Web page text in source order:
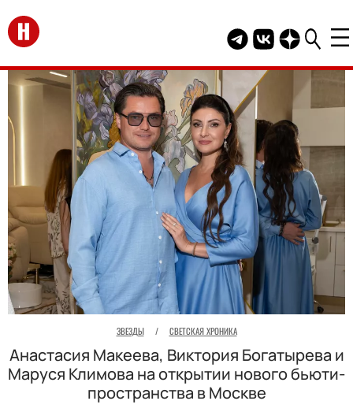
Перейти на главную
Telegram канал
Группа HELLO
Канал
ЗВЕЗДЫ / СВЕТСКАЯ ХРОНИКА
Анастасия Макеева, Виктория Богатырева и
Маруся Климова на открытии нового бьюти-
пространства в Москве